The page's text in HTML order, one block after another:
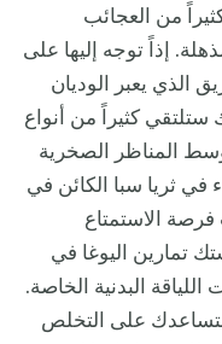
من العجائب
إذاً توجه إليها على
الذي يعبر الوديان
كثيراً من أنواع
وسط المناظر الصخرية
في ثريا سبا الكائن في
فرصة الاستمتاع
تمارين اليوغا في
البدنية الخاصة.
ستساعدك على التخلص